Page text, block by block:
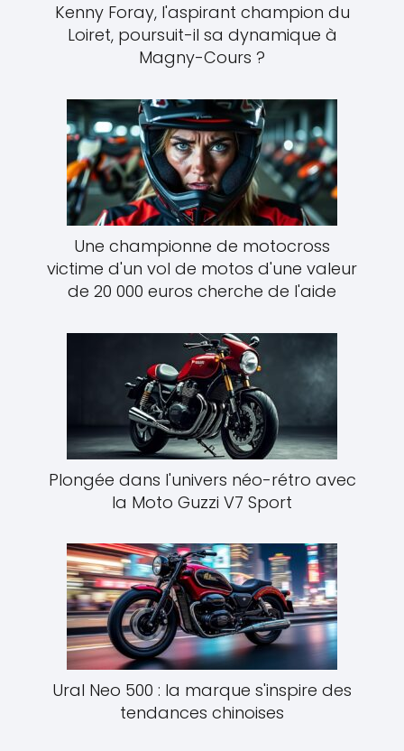
Kenny Foray, l'aspirant champion du
Loiret, poursuit-il sa dynamique à
Magny-Cours ?
Une championne de motocross
victime d'un vol de motos d'une valeur
de 20 000 euros cherche de l'aide
Plongée dans l'univers néo-rétro avec
la Moto Guzzi V7 Sport
Ural Neo 500 : la marque s'inspire des
tendances chinoises